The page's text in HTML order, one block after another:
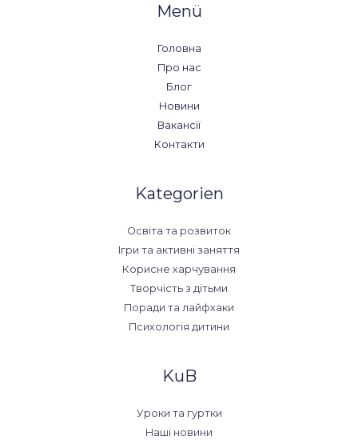
Menü
Головна
Про нас
Блог
Новини
Вакансії
Контакти
Kategorien
Освіта та розвиток
Ігри та активні заняття
Корисне харчування
Творчість з дітьми
Поради та лайфхаки
Психологія дитини
KuB
Уроки та гуртки
Наші новини